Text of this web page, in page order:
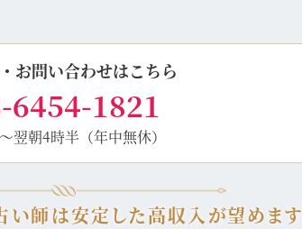
お問い合わせはこちら
6454-1821
翌朝4時半（年中無休）
い師は安定した高収入が望めます